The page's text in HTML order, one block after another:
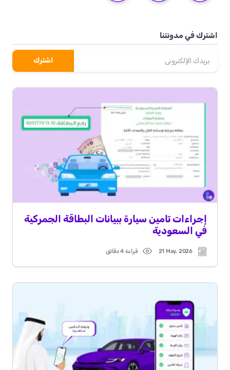
اشترك في مدونتنا
إجراءات تامين سيارة ببيانات البطاقة الجمركية
في السعودية
Post
date
21 May, 2026
Read
time
قراءة 4 دقائق